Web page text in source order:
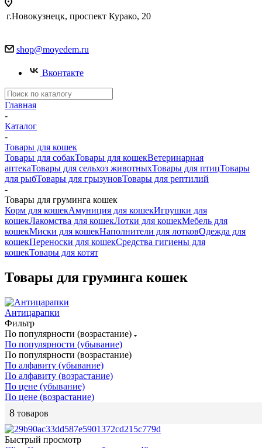
г.Новокузнецк, проспект Курако, 20
shop@moyedem.ru
Вконтакте
Главная
-
Каталог
-
Товары для кошек
Товары для собакТовары для кошекВетеринарная
аптекаТовары для сельхоз животныхТовары для птицТовары
для рыбТовары для грызуновТовары для рептилий
-
Товары для груминга кошек
Корм для кошекАмуниция для кошекИгрушки для
кошекЛакомства для кошекЛотки для кошекМебель для
кошекМиски для кошекНаполнители для лотковОдежда для
кошекПереноски для кошекСредства гигиены для
кошекТовары для котят
Товары для груминга кошек
Антицарапки
Фильтр
По популярности (возрастание)
По популярности (убывание)
По популярности (возрастание)
По алфавиту (убывание)
По алфавиту (возрастание)
По цене (убывание)
По цене (возрастание)
8 товаров
Быстрый просмотр